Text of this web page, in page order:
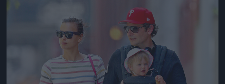
Jön még kép!